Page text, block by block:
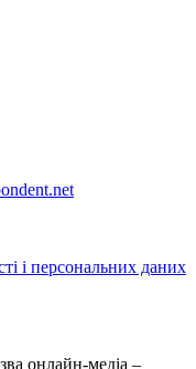
і персональних даних
онлайн-медіа –